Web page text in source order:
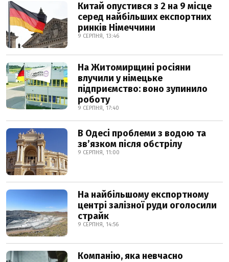
Китай опустився з 2 на 9 місце
серед найбільших експортних
ринків Німеччини
9 СЕРПНЯ, 13:46
На Житомирщині росіяни
влучили у німецьке
підприємство: воно зупинило
роботу
9 СЕРПНЯ, 17:40
В Одесі проблеми з водою та
звʼязком після обстрілу
9 СЕРПНЯ, 11:00
На найбільшому експортному
центрі залізної руди оголосили
страйк
9 СЕРПНЯ, 14:56
Компанію, яка невчасно